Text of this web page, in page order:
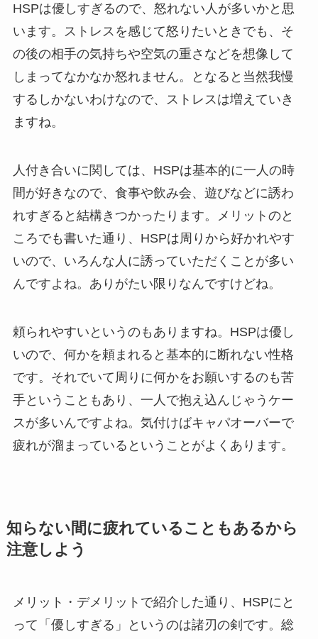
HSPは優しすぎるので、怒れない人が多いかと思
います。ストレスを感じて怒りたいときでも、そ
の後の相手の気持ちや空気の重さなどを想像して
しまってなかなか怒れません。となると当然我慢
するしかないわけなので、ストレスは増えていき
ますね。
人付き合いに関しては、HSPは基本的に一人の時
間が好きなので、食事や飲み会、遊びなどに誘わ
れすぎると結構きつかったります。メリットのと
ころでも書いた通り、HSPは周りから好かれやす
いので、いろんな人に誘っていただくことが多い
んですよね。ありがたい限りなんですけどね。
頼られやすいというのもありますね。HSPは優し
いので、何かを頼まれると基本的に断れない性格
です。それでいて周りに何かをお願いするのも苦
手ということもあり、一人で抱え込んじゃうケー
スが多いんですよね。気付けばキャパオーバーで
疲れが溜まっているということがよくあります。
知らない間に疲れていることもあるから
注意しよう
メリット・デメリットで紹介した通り、HSPにと
って「優しすぎる」というのは諸刃の剣です。総